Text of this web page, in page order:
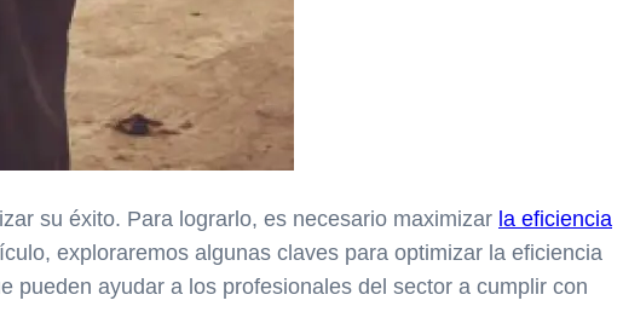
su éxito. Para lograrlo, es necesario maximizar la eficiencia
exploraremos algunas claves para optimizar la eficiencia
pueden ayudar a los profesionales del sector a cumplir con